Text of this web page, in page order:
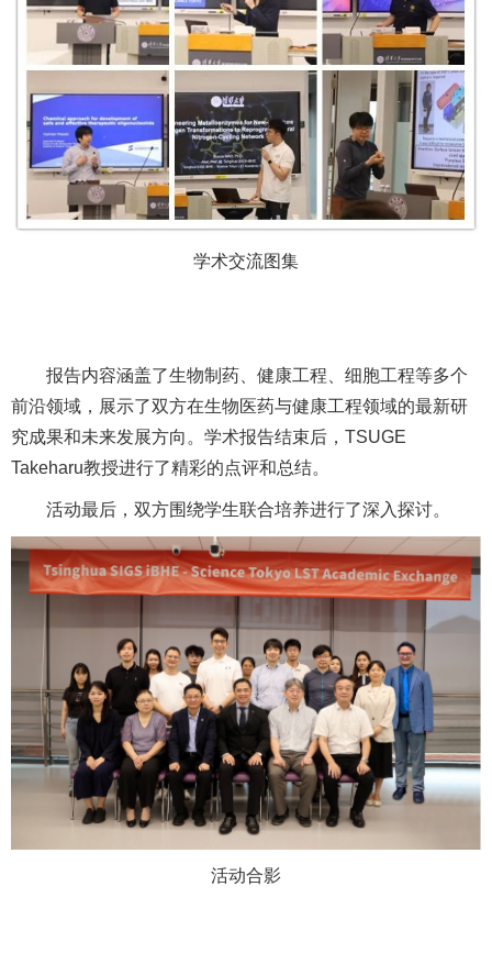
学术交流图集
报告内容涵盖了生物制药、健康工程、细胞工程等多个
前沿领域，展示了双方在生物医药与健康工程领域的最新研
究成果和未来发展方向。学术报告结束后，TSUGE
Takeharu教授进行了精彩的点评和总结。
活动最后，双方围绕学生联合培养进行了深入探讨。
活动合影